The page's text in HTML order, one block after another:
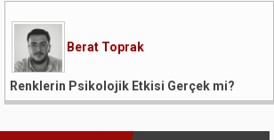
Berat Toprak
Renklerin Psikolojik Etkisi Gerçek mi?